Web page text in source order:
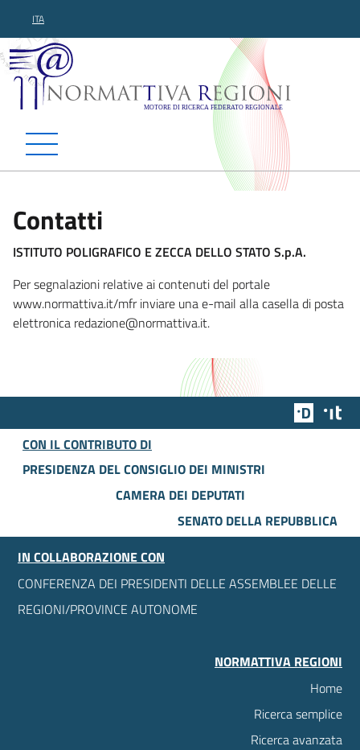
ITA
Normattiva Regioni -
Contatti
ISTITUTO POLIGRAFICO E ZECCA DELLO STATO S.p.A.
Per segnalazioni relative ai contenuti del portale
www.normattiva.it/mfr inviare una e-mail alla casella di posta
elettronica redazione@normattiva.it.
Team
CON IL CONTRIBUTO DI
PRESIDENZA DEL CONSIGLIO DEI MINISTRI
CAMERA DEI DEPUTATI
SENATO DELLA REPUBBLICA
IN COLLABORAZIONE CON
CONFERENZA DEI PRESIDENTI DELLE ASSEMBLEE DELLE
REGIONI/PROVINCE AUTONOME
NORMATTIVA REGIONI
Home
Ricerca semplice
Ricerca avanzata